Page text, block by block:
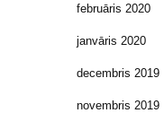
februāris 2020
janvāris 2020
decembris 2019
novembris 2019